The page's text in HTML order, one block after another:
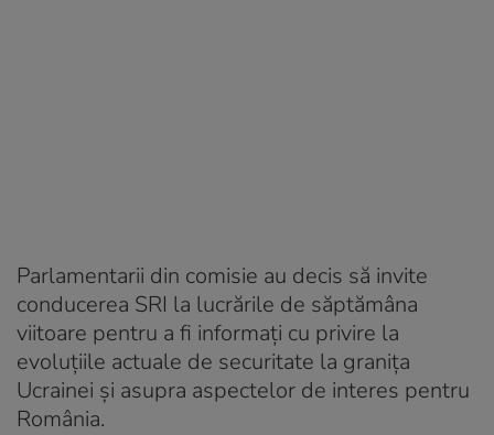
Parlamentarii din comisie au decis să invite
conducerea SRI la lucrările de săptămâna
viitoare pentru a fi informaţi cu privire la
evoluţiile actuale de securitate la graniţa
Ucrainei şi asupra aspectelor de interes pentru
România.